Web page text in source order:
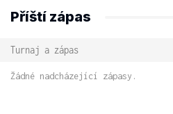
Příští zápas
Turnaj a zápas
Žádné nadcházející zápasy.